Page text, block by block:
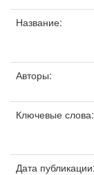
Название:
Авторы:
Ключевые слова:
Дата публикации: